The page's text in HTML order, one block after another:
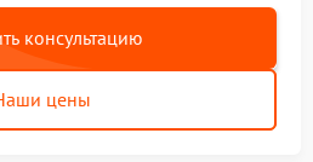
консультацию
цены